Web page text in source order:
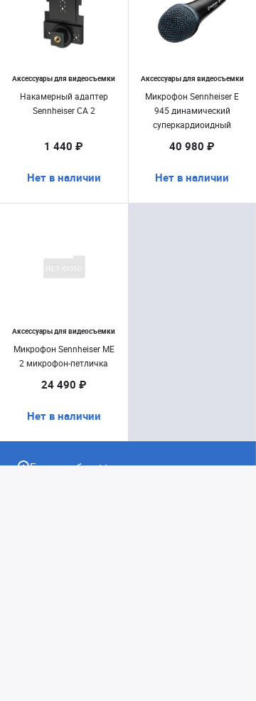
Аксессуары для видеосъемки
Накамерный адаптер
Sennheiser CA 2
1 440 ₽
Нет в наличии
Аксессуары для видеосъемки
Микрофон Sennheiser E
945 динамический
суперкардиоидный
40 980 ₽
Нет в наличии
Аксессуары для видеосъемки
Микрофон Sennheiser ME
2 микрофон-петличка
24 490 ₽
Нет в наличии
Екатеринбург